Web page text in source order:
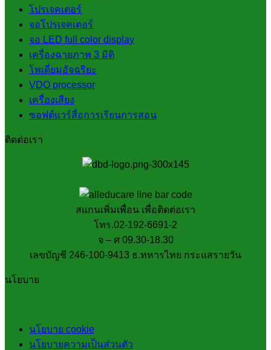
โปรเจคเตอร์
จอโปรเจคเตอร์
จอ LED full color display
เครื่องฉายภาพ 3 มิติ
โพเดี่ยมอัจฉริยะ
VDO processor
เครื่องเสียง
ซอฟต์แวร์สื่อการเรียนการสอน
ติดต่อเรา
สแกนเพิ่มเพื่อน เพื่อติดต่อเรา
โทร.02-192-6691-2
จ – ศ 09.30-18.30
เลขบัญชี 246-100-9413 ธ.ทหารไทย กระแสรายวัน
นโยบาย
นโยบาย cookie
นโยบายความเป็นส่วนตัว